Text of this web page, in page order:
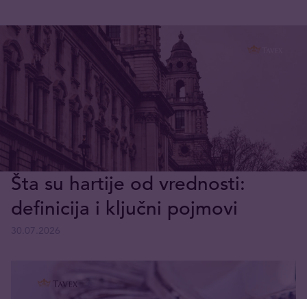
Šta su hartije od vrednosti:
definicija i ključni pojmovi